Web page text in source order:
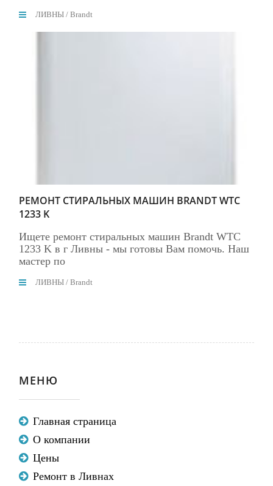
ЛИВНЫ /Brandt
РЕМОНТ СТИРАЛЬНЫХ МАШИН BRANDT WTC
1233 K
Ищете ремонт стиральных машин Brandt WTC
1233 K в г Ливны - мы готовы Вам помочь. Наш
мастер по
ЛИВНЫ /Brandt
МЕНЮ
Главная страница
О компании
Цены
Ремонт в Ливнах